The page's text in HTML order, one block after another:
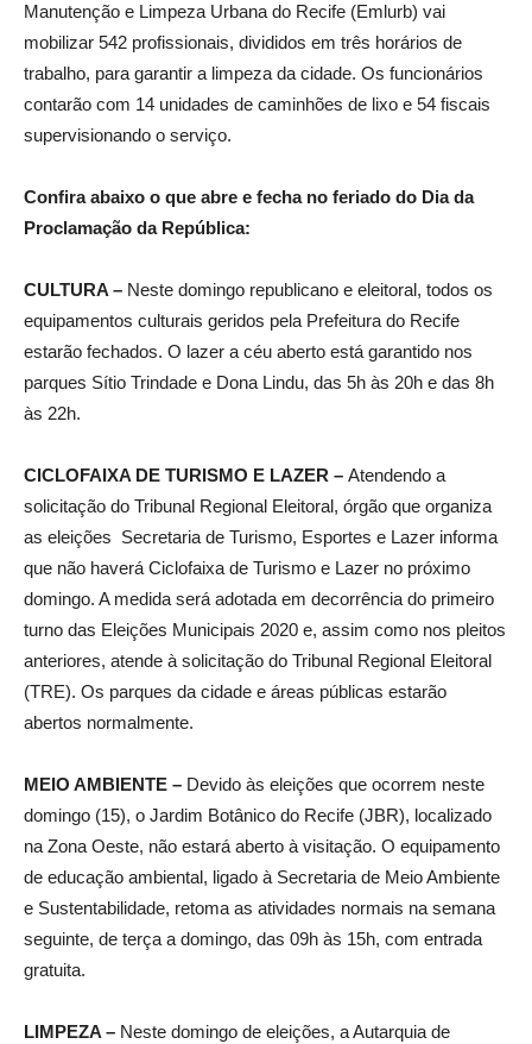
Manutenção e Limpeza Urbana do Recife (Emlurb) vai
mobilizar 542 profissionais, divididos em três horários de
trabalho, para garantir a limpeza da cidade. Os funcionários
contarão com 14 unidades de caminhões de lixo e 54 fiscais
supervisionando o serviço.
Confira abaixo o que abre e fecha no feriado do Dia da
Proclamação da República:
CULTURA – Neste domingo republicano e eleitoral, todos os
equipamentos culturais geridos pela Prefeitura do Recife
estarão fechados. O lazer a céu aberto está garantido nos
parques Sítio Trindade e Dona Lindu, das 5h às 20h e das 8h
às 22h.
CICLOFAIXA DE TURISMO E LAZER – Atendendo a
solicitação do Tribunal Regional Eleitoral, órgão que organiza
as eleições Secretaria de Turismo, Esportes e Lazer informa
que não haverá Ciclofaixa de Turismo e Lazer no próximo
domingo. A medida será adotada em decorrência do primeiro
turno das Eleições Municipais 2020 e, assim como nos pleitos
anteriores, atende à solicitação do Tribunal Regional Eleitoral
(TRE). Os parques da cidade e áreas públicas estarão
abertos normalmente.
MEIO AMBIENTE – Devido às eleições que ocorrem neste
domingo (15), o Jardim Botânico do Recife (JBR), localizado
na Zona Oeste, não estará aberto à visitação. O equipamento
de educação ambiental, ligado à Secretaria de Meio Ambiente
e Sustentabilidade, retoma as atividades normais na semana
seguinte, de terça a domingo, das 09h às 15h, com entrada
gratuita.
LIMPEZA – Neste domingo de eleições, a Autarquia de